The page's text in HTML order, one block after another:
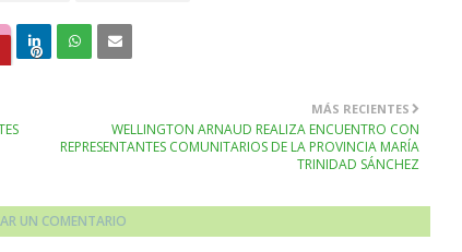
MÁS RECIENTES
WELLINGTON ARNAUD REALIZA ENCUENTRO CON
REPRESENTANTES COMUNITARIOS DE LA PROVINCIA MARÍA
TRINIDAD SÁNCHEZ
UN COMENTARIO